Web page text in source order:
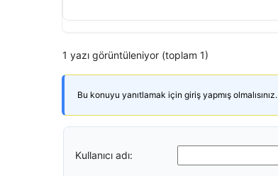
1 yazı görüntüleniyor (toplam 1)
Bu konuyu yanıtlamak için giriş yapmış olmalısınız.
Kullanıcı adı: